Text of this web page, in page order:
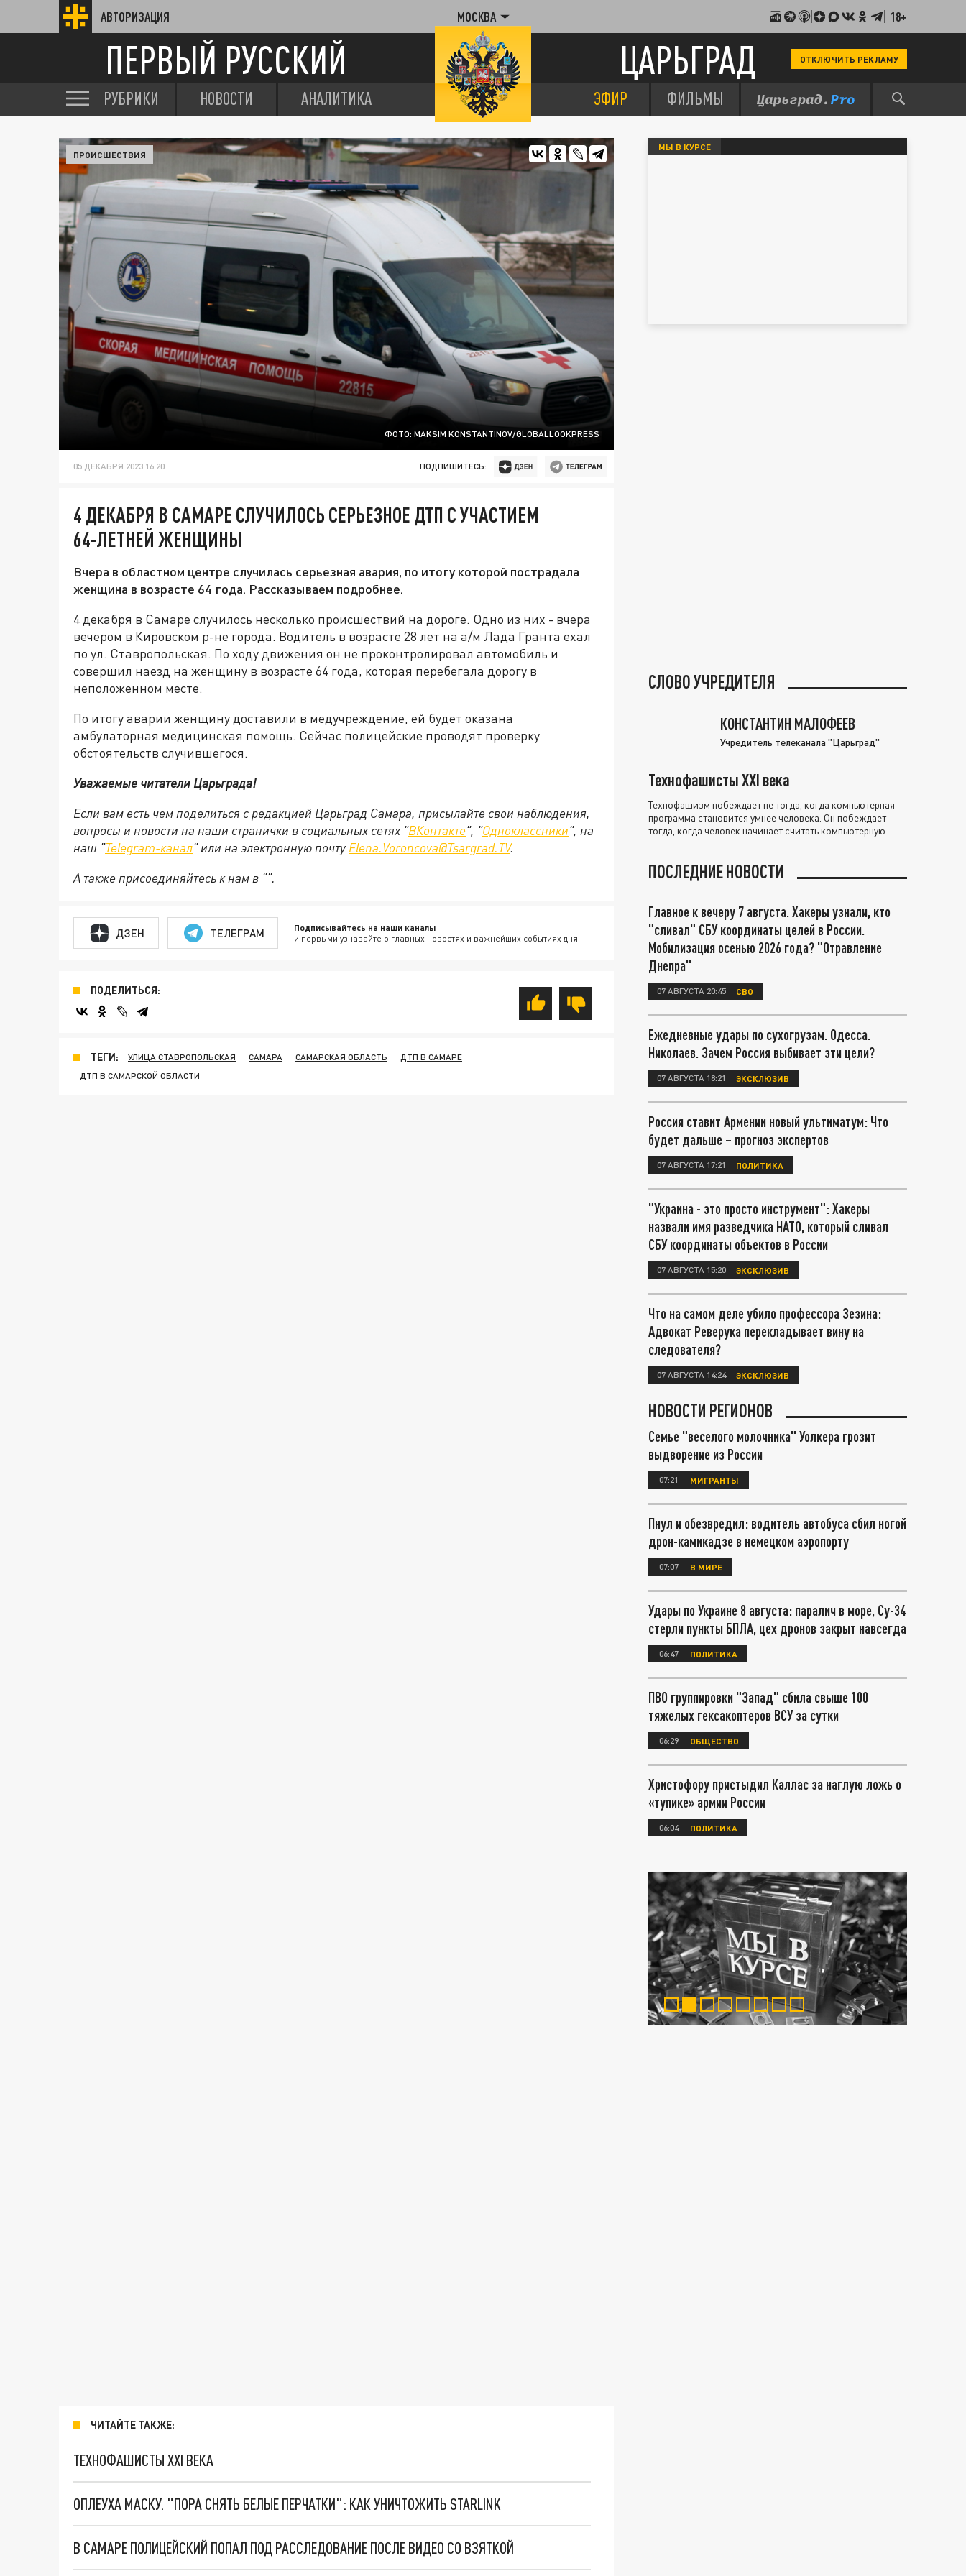
АВТОРИЗАЦИЯ МОСКВА 18+
ПЕРВЫЙ РУССКИЙ ЦАРЬГРАД ОТКЛЮЧИТЬ РЕКЛАМУ
РУБРИКИ НОВОСТИ АНАЛИТИКА ЭФИР ФИЛЬМЫ
ФОТО: MAKSIM KONSTANTINOV/GLOBALLOOKPRESS
ПРОИСШЕСТВИЯ
05 ДЕКАБРЯ 2023 16:20 ПОДПИШИТЕСЬ:
4 ДЕКАБРЯ В САМАРЕ СЛУЧИЛОСЬ СЕРЬЕЗНОЕ ДТП С УЧАСТИЕМ
64-ЛЕТНЕЙ ЖЕНЩИНЫ
Вчера в областном центре случилась серьезная авария, по итогу которой пострадала
женщина в возрасте 64 года. Рассказываем подробнее.
4 декабря в Самаре случилось несколько происшествий на дороге. Одно из них - вчера
вечером в Кировском р-не города. Водитель в возрасте 28 лет на а/м Лада Гранта ехал
по ул. Ставропольская. По ходу движения он не проконтролировал автомобиль и
совершил наезд на женщину в возрасте 64 года, которая перебегала дорогу в
неположенном месте.
По итогу аварии женщину доставили в медучреждение, ей будет оказана
амбулаторная медицинская помощь. Сейчас полицейские проводят проверку
обстоятельств случившегося.
Уважаемые читатели Царьграда!
Если вам есть чем поделиться с редакцией Царьград Самара, присылайте свои наблюдения,
вопросы и новости на наши странички в социальных сетях "ВКонтакте", "Одноклассники", на
наш "Telegram-канал" или на электронную почту Elena.Voroncova@Tsargrad.TV.
А также присоединяйтесь к нам в "".
ДЗЕН ТЕЛЕГРАМ Подписывайтесь на наши каналы
и первыми узнавайте о главных новостях и важнейших событиях дня.
ПОДЕЛИТЬСЯ:
ТЕГИ: УЛИЦА СТАВРОПОЛЬСКАЯ САМАРА САМАРСКАЯ ОБЛАСТЬ
ДТП В САМАРЕ
ДТП В САМАРСКОЙ ОБЛАСТИ
ЧИТАЙТЕ ТАКЖЕ:
ТЕХНОФАШИСТЫ XXI ВЕКА
ОПЛЕУХА МАСКУ. "ПОРА СНЯТЬ БЕЛЫЕ ПЕРЧАТКИ": КАК УНИЧТОЖИТЬ STARLINK
В САМАРЕ ПОЛИЦЕЙСКИЙ ПОПАЛ ПОД РАССЛЕДОВАНИЕ ПОСЛЕ ВИДЕО СО ВЗЯТКОЙ
МЫ В КУРСЕ
СЛОВО УЧРЕДИТЕЛЯ
КОНСТАНТИН МАЛОФЕЕВ
Учредитель телеканала "Царьград"
Технофашисты XXI века
Технофашизм побеждает не тогда, когда компьютерная
программа становится умнее человека. Он побеждает
тогда, когда человек начинает считать компьютерную
ПОСЛЕДНИЕ НОВОСТИ
Главное к вечеру 7 августа. Хакеры узнали, кто
"сливал" СБУ координаты целей в России.
Мобилизация осенью 2026 года? "Отравление
Днепра"
07 АВГУСТА 20:45 СВО
Ежедневные удары по сухогрузам. Одесса.
Николаев. Зачем Россия выбивает эти цели?
07 АВГУСТА 18:21 ЭКСКЛЮЗИВ
Россия ставит Армении новый ультиматум: Что
будет дальше – прогноз экспертов
07 АВГУСТА 17:21 ПОЛИТИКА
"Украина - это просто инструмент": Хакеры
назвали имя разведчика НАТО, который сливал
СБУ координаты объектов в России
07 АВГУСТА 15:20 ЭКСКЛЮЗИВ
Что на самом деле убило профессора Зезина:
Адвокат Реверука перекладывает вину на
следователя?
07 АВГУСТА 14:24 ЭКСКЛЮЗИВ
НОВОСТИ РЕГИОНОВ
Семье "веселого молочника" Уолкера грозит
выдворение из России
07:21 МИГРАНТЫ
Пнул и обезвредил: водитель автобуса сбил ногой
дрон-камикадзе в немецком аэропорту
07:07 В МИРЕ
Удары по Украине 8 августа: паралич в море, Су-34
стерли пункты БПЛА, цех дронов закрыт навсегда
06:47 ПОЛИТИКА
ПВО группировки "Запад" сбила свыше 100
тяжелых гексакоптеров ВСУ за сутки
06:29 ОБЩЕСТВО
Христофору пристыдил Каллас за наглую ложь о
«тупике» армии России
06:04 ПОЛИТИКА